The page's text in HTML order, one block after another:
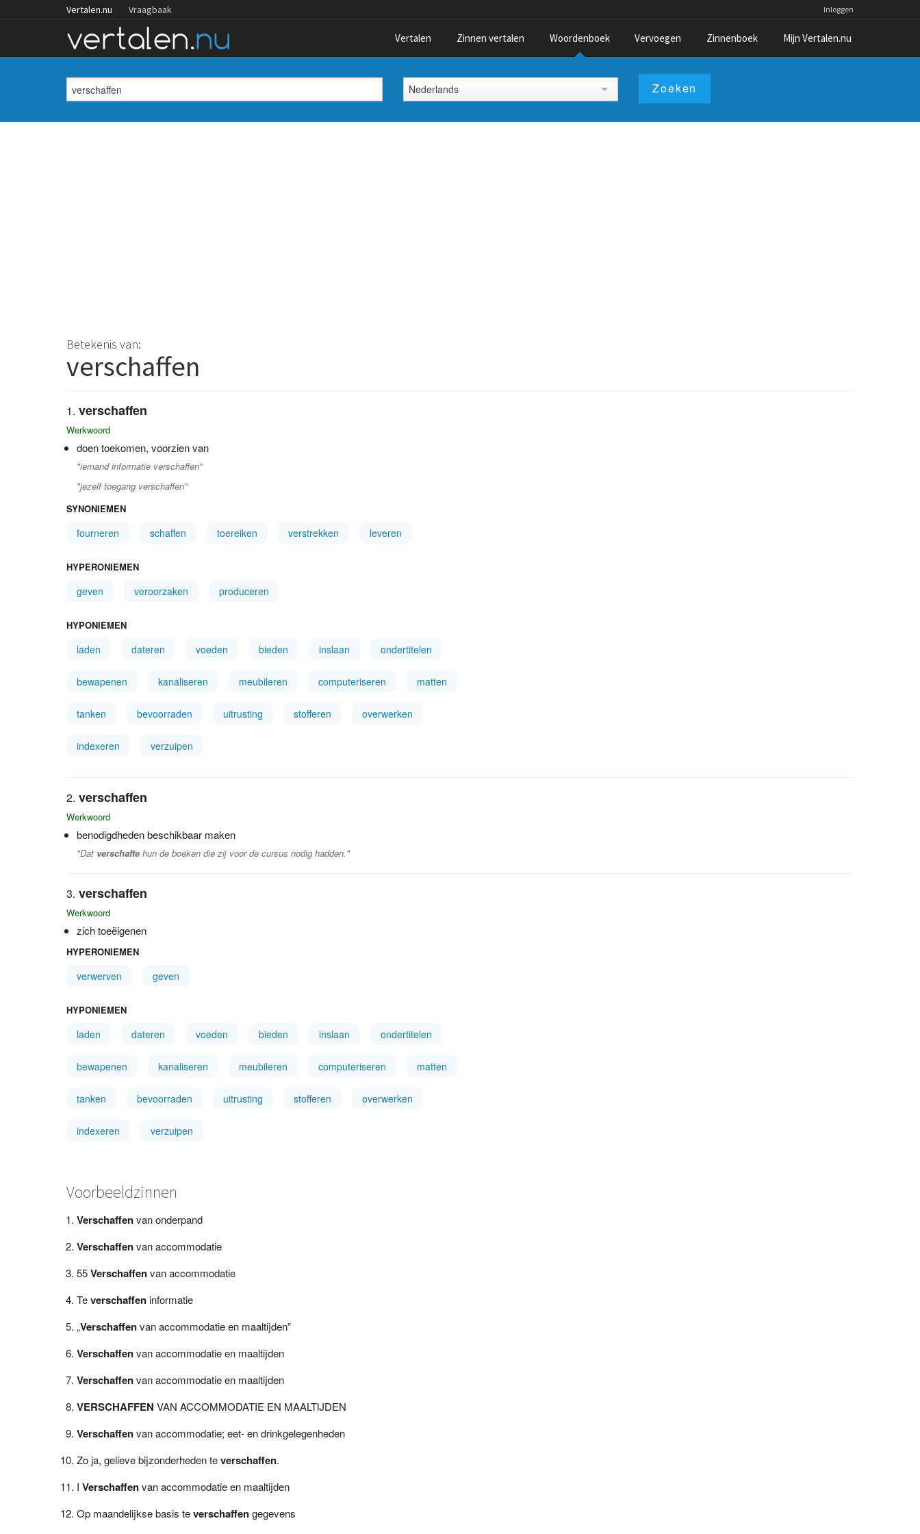
Vertalen.nu Vraagbaak Inloggen
Vertalen Zinnen vertalen Woordenboek Vervoegen Zinnenboek Mijn Vertalen.nu
Nederlands
Betekenis van:
verschaffen
verschaffen
Werkwoord
doen toekomen, voorzien van
"iemand informatie verschaffen"
"jezelf toegang verschaffen"
SYNONIEMEN
fourneren schaffen toereiken verstrekken leveren
HYPERONIEMEN
geven veroorzaken produceren
HYPONIEMEN
laden dateren voeden bieden inslaan ondertitelen
bewapenen kanaliseren meubileren computeriseren matten
tanken bevoorraden uitrusting stofferen overwerken
indexeren verzuipen
verschaffen
Werkwoord
benodigdheden beschikbaar maken
"Dat verschafte hun de boeken die zij voor de cursus nodig hadden."
verschaffen
Werkwoord
zich toeëigenen
HYPERONIEMEN
verwerven geven
HYPONIEMEN
laden dateren voeden bieden inslaan ondertitelen
bewapenen kanaliseren meubileren computeriseren matten
tanken bevoorraden uitrusting stofferen overwerken
indexeren verzuipen
Voorbeeldzinnen
Verschaffenvan onderpand
Verschaffenvan accommodatie
55Verschaffenvan accommodatie
Teverschaffeninformatie
„Verschaffenvan accommodatie en maaltijden”
Verschaffenvan accommodatie en maaltijden
Verschaffenvan accommodatie en maaltijden
VERSCHAFFEN VAN ACCOMMODATIE EN MAALTIJDEN
Verschaffenvan accommodatie; eet- en drinkgelegenheden
Zo ja, gelieve bijzonderheden teverschaffen.
I Verschaffenvan accommodatie en maaltijden
Op maandelijkse basis teverschaffengegevens